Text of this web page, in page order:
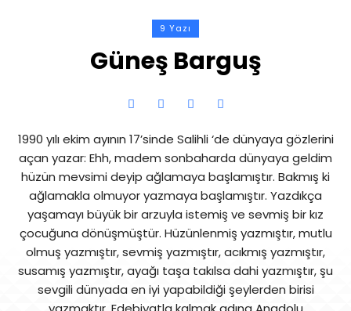
9 Yazı
Güneş Barguş
1990 yılı ekim ayının 17’sinde Salihli ‘de dünyaya gözlerini
açan yazar: Ehh, madem sonbaharda dünyaya geldim
hüzün mevsimi deyip ağlamaya başlamıştır. Bakmış ki
ağlamakla olmuyor yazmaya başlamıştır. Yazdıkça
yaşamayı büyük bir arzuyla istemiş ve sevmiş bir kız
çocuğuna dönüşmüştür. Hüzünlenmiş yazmıştır, mutlu
olmuş yazmıştır, sevmiş yazmıştır, acıkmış yazmıştır,
susamış yazmıştır, ayağı taşa takılsa dahi yazmıştır, şu
sevgili dünyada en iyi yapabildiği şeylerden birisi